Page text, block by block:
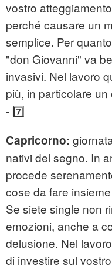
vostro
perché causare un
semplice. Per
"don Giovanni" va
invasivi. Nel lavoro
più, in particolare
- 7️⃣
Capricorno:
nativi del segno. In
procede
cose da fare
Se siete single non
emozioni, anche a
delusione. Nel
di investire sul